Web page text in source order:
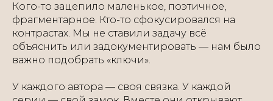
Кого-то зацепило маленькое, поэтичное,
фрагментарное. Кто-то сфокусировался на
контрастах. Мы не ставили задачу всё
объяснить или задокументировать — нам было
важно подобрать «ключи».
У каждого автора — своя связка. У каждой